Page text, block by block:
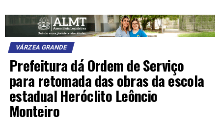
VÁRZEA GRANDE
Prefeitura dá Ordem de Serviço
para retomada das obras da escola
estadual Heróclito Leôncio
Monteiro